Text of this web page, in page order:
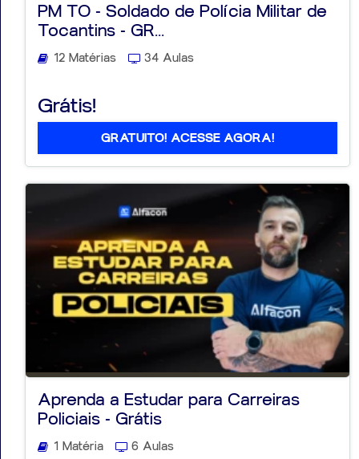
PM TO - Soldado de Polícia Militar de
Tocantins - GR...
12 Matérias 34 Aulas
Grátis!
GRATUITO! ACESSE AGORA!
Aprenda a Estudar para Carreiras
Policiais - Grátis
1 Matéria 6 Aulas